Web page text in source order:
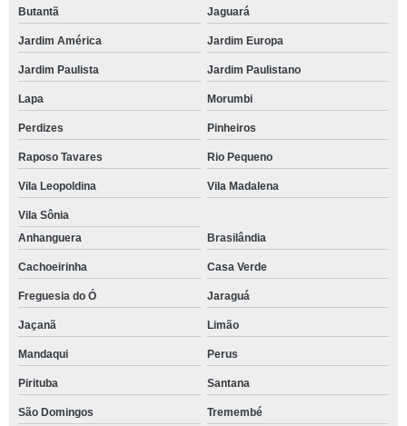
Butantã Jaguará
Jardim América Jardim Europa
Jardim Paulista Jardim Paulistano
Lapa Morumbi
Perdizes Pinheiros
Raposo Tavares Rio Pequeno
Vila Leopoldina Vila Madalena
Vila Sônia
Anhanguera
Brasilândia
Cachoeirinha Casa Verde
Freguesia do Ó Jaraguá
Jaçanã Limão
Mandaqui Perus
Pirituba Santana
São Domingos Tremembé